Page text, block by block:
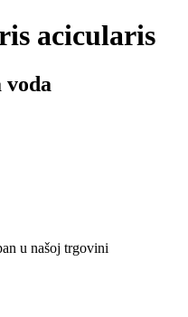
acicularis
u našoj trgovini